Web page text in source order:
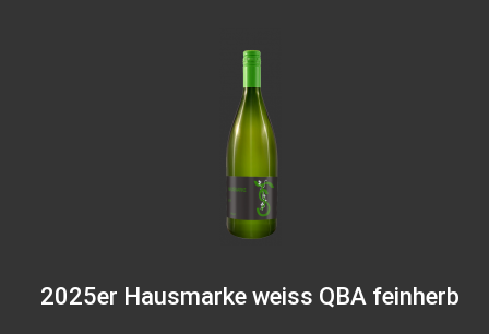
2025er Hausmarke weiss QBA feinherb